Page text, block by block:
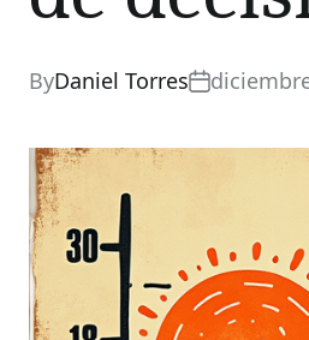
ByDaniel Torres